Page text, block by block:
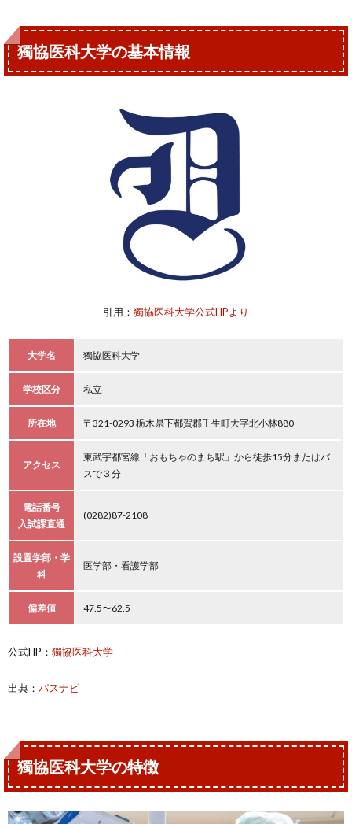
獨協医科大学の基本情報
引用： 獨協医科大学公式HPより
大学名 獨協医科大学
学校区分 私立
所在地 〒321-0293 栃木県下都賀郡壬生町大字北小林880
アクセス
東武宇都宮線「おもちゃのまち駅」から徒歩15分またはバ
スで３分
電話番号
入試課直通
(0282)87-2108
設置学部・学
科
医学部・看護学部
偏差値 47.5〜62.5
公式HP： 獨協医科大学
出典： パスナビ
獨協医科大学の特徴